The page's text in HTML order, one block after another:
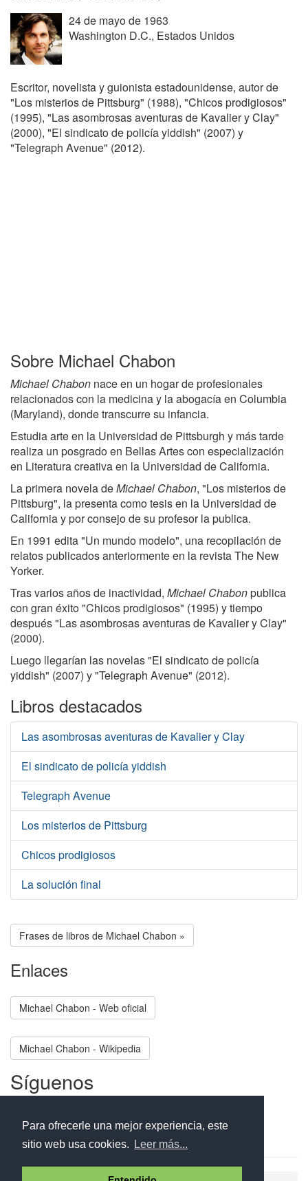
Para ofrecerle una mejor experiencia, este
sitio web usa cookies.
Leer más...
24 de mayo de 1963
Washington D.C., Estados Unidos
Escritor, novelista y guionista estadounidense, autor de
"Los misterios de Pittsburg" (1988), "Chicos prodigiosos"
(1995), "Las asombrosas aventuras de Kavalier y Clay"
(2000), "El sindicato de policía yiddish" (2007) y
"Telegraph Avenue" (2012).
Sobre Michael Chabon
Michael Chabon nace en un hogar de profesionales
relacionados con la medicina y la abogacía en Columbia
(Maryland), donde transcurre su infancia.
Estudia arte en la Universidad de Pittsburgh y más tarde
realiza un posgrado en Bellas Artes con especialización
en Literatura creativa en la Universidad de California.
La primera novela deMichael Chabon, "Los misterios de
Pittsburg", la presenta como tesis en la Universidad de
California y por consejo de su profesor la publica.
En 1991 edita "Un mundo modelo", una recopilación de
relatos publicados anteriormente en la revista The New
Yorker.
Tras varios años de inactividad, Michael Chabonpublica
con gran éxito "Chicos prodigiosos" (1995) y tiempo
después "Las asombrosas aventuras de Kavalier y Clay"
(2000).
Luego llegarían las novelas "El sindicato de policía
yiddish" (2007) y "Telegraph Avenue" (2012).
Libros destacados
Las asombrosas aventuras de Kavalier y Clay
El sindicato de policía yiddish
Telegraph Avenue
Los misterios de Pittsburg
Chicos prodigiosos
La solución final
Frases de libros de Michael Chabon »
Enlaces
Michael Chabon - Web oficial
Michael Chabon - Wikipedia
Síguenos